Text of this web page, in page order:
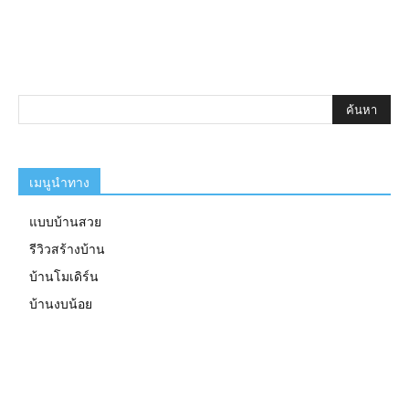
เมนูนำทาง
แบบบ้านสวย
รีวิวสร้างบ้าน
บ้านโมเดิร์น
บ้านงบน้อย